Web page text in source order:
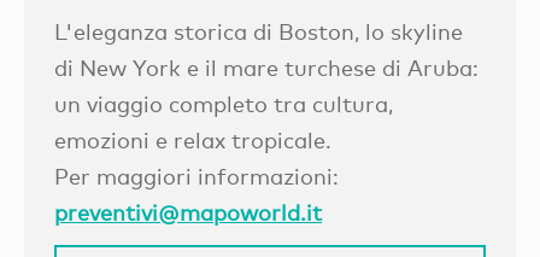
L'eleganza storica di Boston, lo skyline
di New York e il mare turchese di Aruba:
un viaggio completo tra cultura,
emozioni e relax tropicale.
Per maggiori informazioni:
preventivi@mapoworld.it